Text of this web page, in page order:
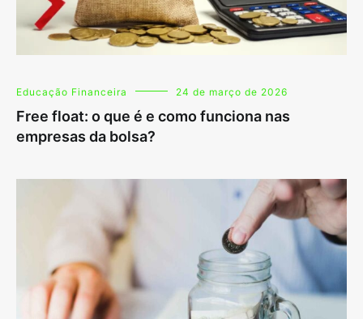
Educação Financeira 24 de março de 2026
Free float: o que é e como funciona nas
empresas da bolsa?